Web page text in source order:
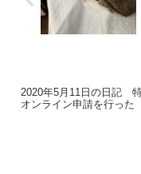
2020年5月11日の日記
オンライン申請を行った